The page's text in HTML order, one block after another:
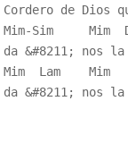
Cordero de Dios
Mim-Sim
da &#8211; nos
Mim  Lam